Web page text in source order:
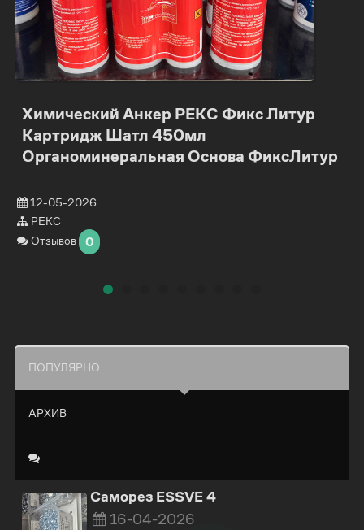
Химический Анкер РЕКС Фикс Литур
Картридж Шатл 450мл
Органоминеральная Основа ФиксЛитур
12-05-2026
РЕКС
Отзывов
0
ПОПУЛЯРНО
АРХИВ
Саморез ESSVE 4
16-04-2026